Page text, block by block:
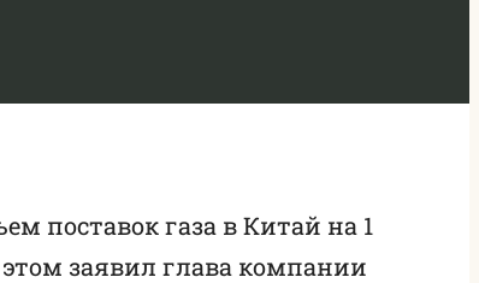
поставок газа в Китай на 1
заявил глава компании